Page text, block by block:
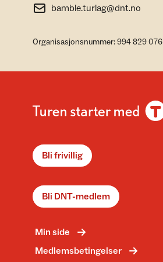
bamble.turlag@dnt.no
Organisasjonsnummer: 994 829 076
Bli frivillig
Bli DNT-medlem
Min side
Medlemsbetingelser